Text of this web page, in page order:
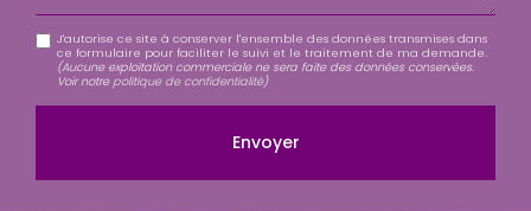
J'autorise ce site à conserver l'ensemble des données transmises dans
ce formulaire pour faciliter le suivi et le traitement de ma demande.
(Aucune exploitation commerciale ne sera faite des données conservées.
Voir notre politique de confidentialité)